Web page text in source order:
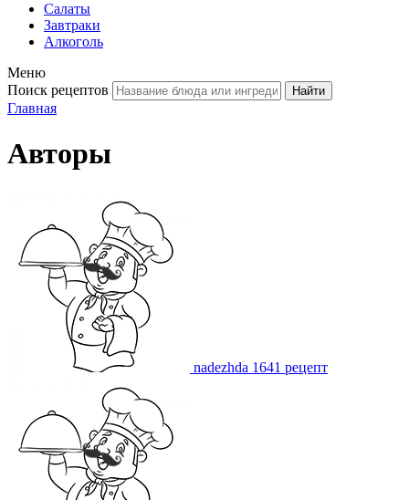
Салаты
Завтраки
Алкоголь
Меню
Поиск рецептов
Главная
Авторы
nadezhda 1641 рецепт